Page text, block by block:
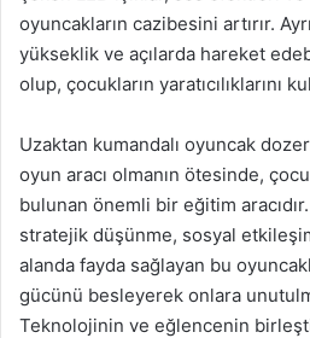
oyuncakların cazibesini artırır.
yükseklik ve açılarda hareket
olup, çocukların yaratıcılıklarını
Uzaktan kumandalı oyuncak
oyun aracı olmanın ötesinde,
bulunan önemli bir eğitim
stratejik düşünme, sosyal
alanda fayda sağlayan bu
gücünü besleyerek onlara
Teknolojinin ve eğlencenin